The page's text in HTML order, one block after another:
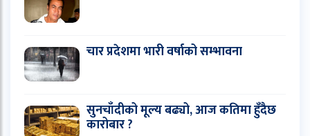
चार प्रदेशमा भारी वर्षाको सम्भावना
सुनचाँदीको मूल्य बढ्यो, आज कतिमा हुँदैछ
कारोबार ?